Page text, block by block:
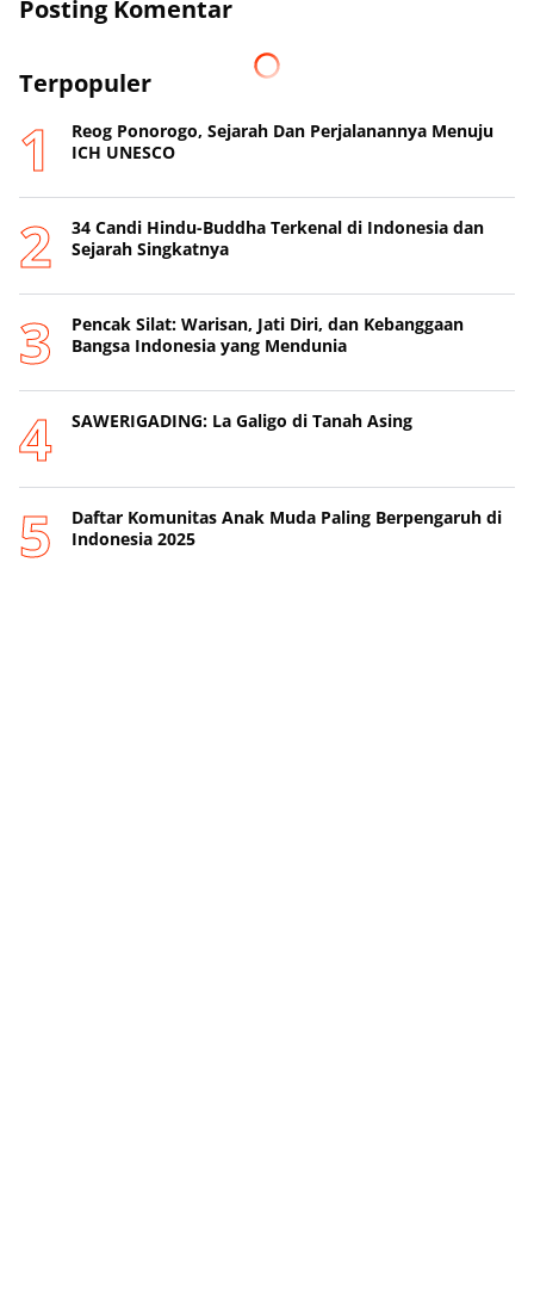
Posting Komentar
Terpopuler
Reog Ponorogo, Sejarah Dan Perjalanannya Menuju
ICH UNESCO
34 Candi Hindu-Buddha Terkenal di Indonesia dan
Sejarah Singkatnya
Pencak Silat: Warisan, Jati Diri, dan Kebanggaan
Bangsa Indonesia yang Mendunia
SAWERIGADING: La Galigo di Tanah Asing
Daftar Komunitas Anak Muda Paling Berpengaruh di
Indonesia 2025